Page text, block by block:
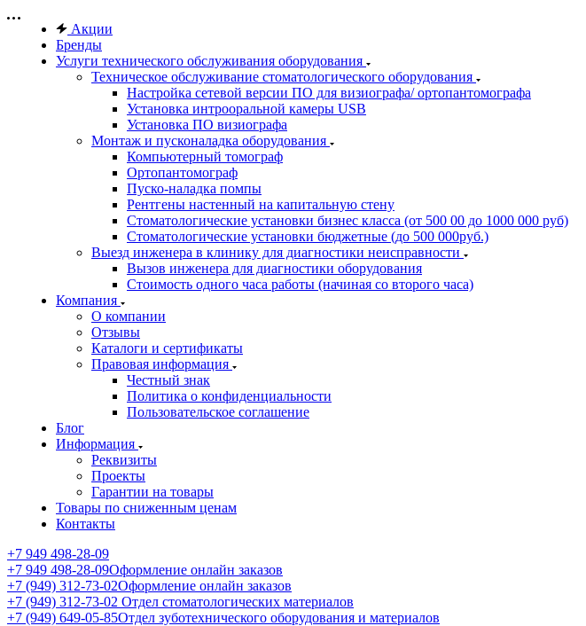
Акции
Бренды
Услуги технического обслуживания оборудования
Техническое обслуживание стоматологического оборудования
Настройка сетевой версии ПО для визиографа/ ортопантомографа
Установка интрооральной камеры USB
Установка ПО визиографа
Монтаж и пусконаладка оборудования
Компьютерный томограф
Ортопантомограф
Пуско-наладка помпы
Рентгены настенный на капитальную стену
Стоматологические установки бизнес класса (от 500 00 до 1000 000 руб)
Стоматологические установки бюджетные (до 500 000руб.)
Выезд инженера в клинику для диагностики неисправности
Вызов инженера для диагностики оборудования
Стоимость одного часа работы (начиная со второго часа)
Компания
О компании
Отзывы
Каталоги и сертификаты
Правовая информация
Честный знак
Политика о конфиденциальности
Пользовательское соглашение
Блог
Информация
Реквизиты
Проекты
Гарантии на товары
Товары по сниженным ценам
Контакты
+7 949 498-28-09
+7 949 498-28-09Оформление онлайн заказов
+7 (949) 312-73-02Оформление онлайн заказов
+7 (949) 312-73-02 Отдел стоматологических материалов
+7 (949) 649-05-85Отдел зуботехнического оборудования и материалов